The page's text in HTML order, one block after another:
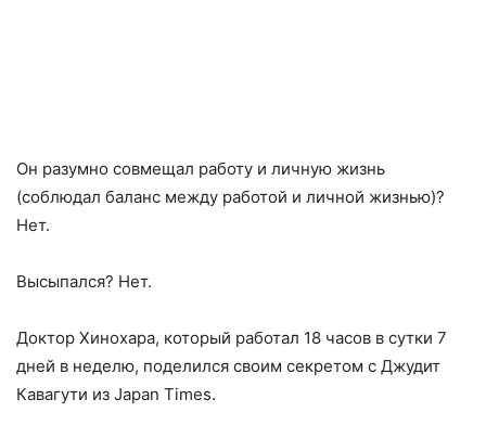
Он разумно совмещал работу и личную жизнь
(соблюдал баланс между работой и личной жизнью)?
Нет.
Высыпался? Нет.
Доктор Хинохара, который работал 18 часов в сутки 7
дней в неделю, поделился своим секретом с Джудит
Кавагути из Japan Times.